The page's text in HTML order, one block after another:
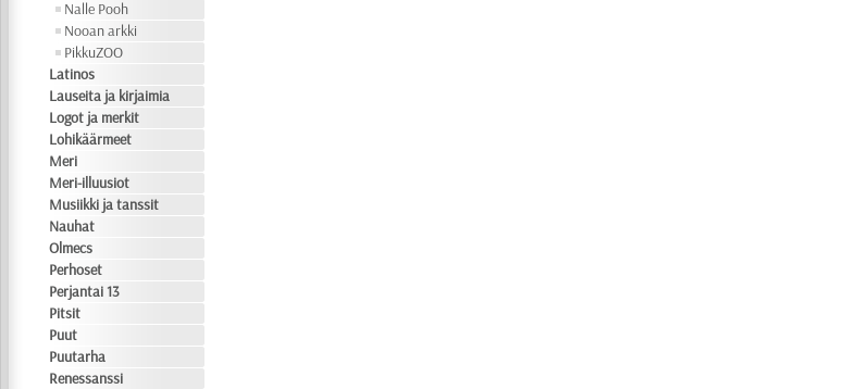
Nalle Pooh
Nooan arkki
PikkuZOO
Latinos
Lauseita ja kirjaimia
Logot ja merkit
Lohikäärmeet
Meri
Meri-illuusiot
Musiikki ja tanssit
Nauhat
Olmecs
Perhoset
Perjantai 13
Pitsit
Puut
Puutarha
Renessanssi